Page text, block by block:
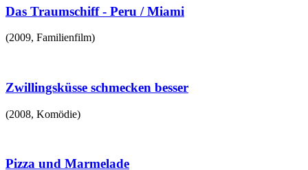
Das Traumschiff - Peru / Miami
(2009, Familienfilm)
Zwillingsküsse schmecken besser
(2008, Komödie)
Pizza und Marmelade